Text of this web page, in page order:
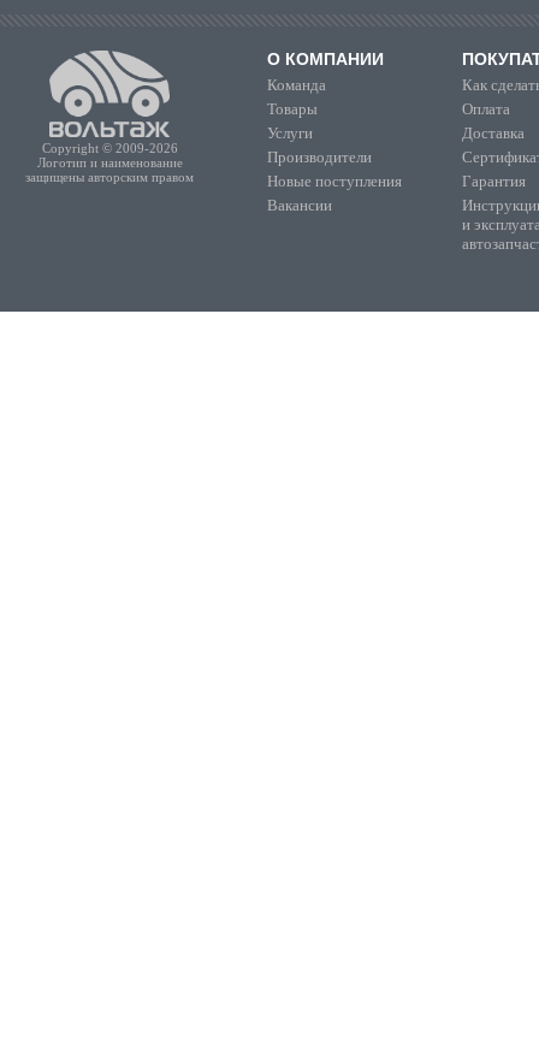
Copyright © 2009-2026
Логотип и наименование
защищены авторским правом
О КОМПАНИИ
Команда
Товары
Услуги
Производители
Новые поступления
Вакансии
Как
Оплата
Доставка
Гарантия
и